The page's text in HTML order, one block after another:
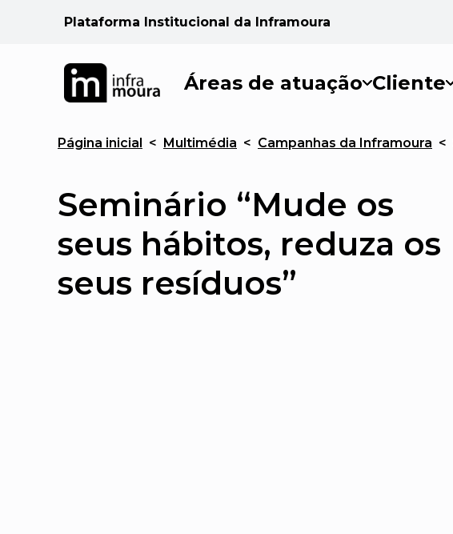
Plataforma Institucional da Inframoura
Áreas de atuação Cliente
Página inicial < Multimédia < Campanhas da Inframoura <
Seminário “Mude os
seus hábitos, reduza os
seus resíduos”